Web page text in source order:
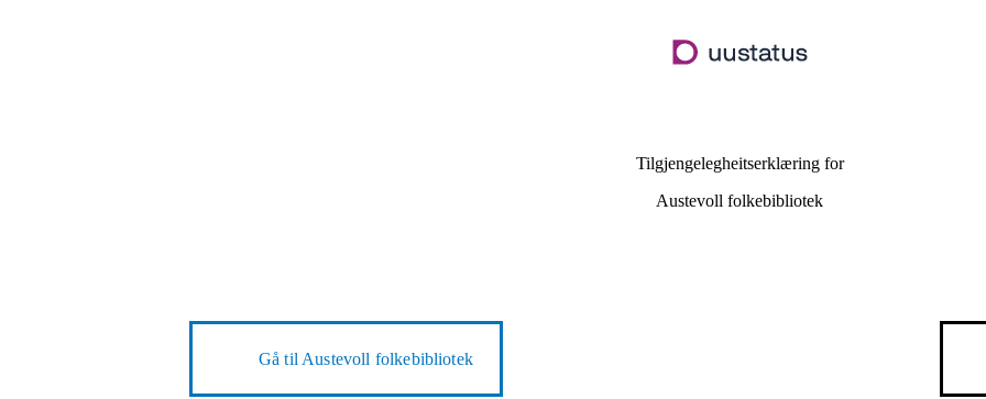
hovudinnhald
Tilgjengelegheitserklæring for
Austevoll folkebibliotek
Gå til Austevoll folkebibliotek